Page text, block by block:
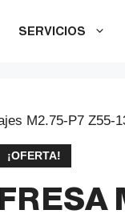
SERVICIOS
M2.75-P7 Z55-
¡OFERTA!
FRESA